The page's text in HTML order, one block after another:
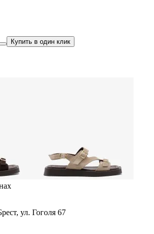
Купить в один клик
ул. Гоголя 67